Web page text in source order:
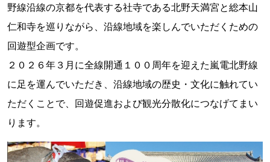
野線沿線の京都を代表する社寺である北野天満宮と総本山
仁和寺を巡りながら、沿線地域を楽しんでいただくための
回遊型企画です。
２０２６年３月に全線開通１００周年を迎えた嵐電北野線
に足を運んでいただき、沿線地域の歴史・文化に触れてい
ただくことで、回遊促進および観光分散化につなげてまい
ります。